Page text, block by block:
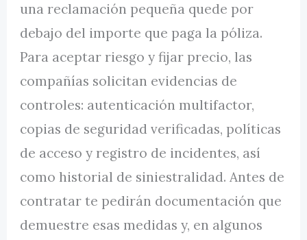
una reclamación pequeña quede por
debajo del importe que paga la póliza.
Para aceptar riesgo y fijar precio, las
compañías solicitan evidencias de
controles: autenticación multifactor,
copias de seguridad verificadas, políticas
de acceso y registro de incidentes, así
como historial de siniestralidad. Antes de
contratar te pedirán documentación que
demuestre esas medidas y, en algunos